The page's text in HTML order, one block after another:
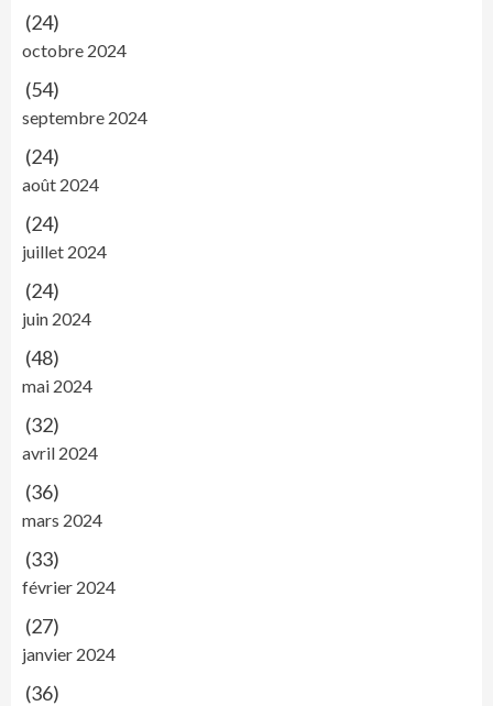
(24)
octobre 2024
(54)
septembre 2024
(24)
août 2024
(24)
juillet 2024
(24)
juin 2024
(48)
mai 2024
(32)
avril 2024
(36)
mars 2024
(33)
février 2024
(27)
janvier 2024
(36)